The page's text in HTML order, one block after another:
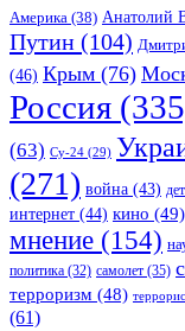
Америка (38) Анатолий
Путин (104)
(46) Крым (76)
Россия
(63) Су-24 (29)
(271) война (43)
интернет (44) кино (49)
мнение (154)
политика (32) самолет (35)
терроризм (48)
(61)